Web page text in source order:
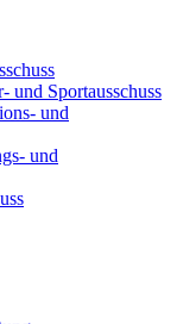
und Sportausschuss
und
und